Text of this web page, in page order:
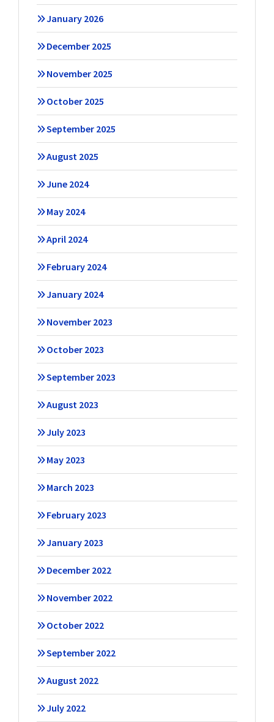
January 2026
December 2025
November 2025
October 2025
September 2025
August 2025
June 2024
May 2024
April 2024
February 2024
January 2024
November 2023
October 2023
September 2023
August 2023
July 2023
May 2023
March 2023
February 2023
January 2023
December 2022
November 2022
October 2022
September 2022
August 2022
July 2022